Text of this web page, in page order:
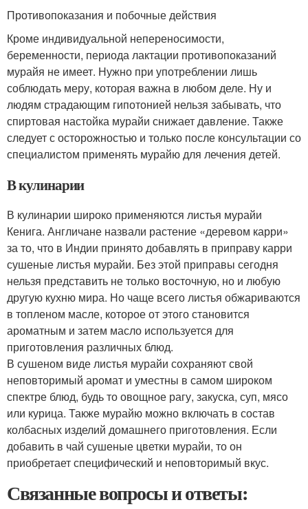
Противопоказания и побочные действия
Кроме индивидуальной непереносимости,
беременности, периода лактации противопоказаний
мурайя не имеет. Нужно при употреблении лишь
соблюдать меру, которая важна в любом деле. Ну и
людям страдающим гипотонией нельзя забывать, что
спиртовая настойка мурайи снижает давление. Также
следует с осторожностью и только после консультации со
специалистом применять мурайю для лечения детей.
В кулинарии
В кулинарии широко применяются листья мурайи
Кенига. Англичане назвали растение «деревом карри»
за то, что в Индии принято добавлять в приправу карри
сушеные листья мурайи. Без этой приправы сегодня
нельзя представить не только восточную, но и любую
другую кухню мира. Но чаще всего листья обжариваются
в топленом масле, которое от этого становится
ароматным и затем масло используется для
приготовления различных блюд.
В сушеном виде листья мурайи сохраняют свой
неповторимый аромат и уместны в самом широком
спектре блюд, будь то овощное рагу, закуска, суп, мясо
или курица. Также мурайю можно включать в состав
колбасных изделий домашнего приготовления. Если
добавить в чай сушеные цветки мурайи, то он
приобретает специфический и неповторимый вкус.
Связанные вопросы и ответы: